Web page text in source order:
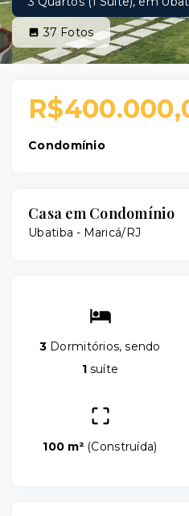
37 Fotos
Condomínio
Casa em Condomínio
Ubatiba - Maricá/RJ
3 Dormitórios, sendo
1 suíte
100 m² (Construída)